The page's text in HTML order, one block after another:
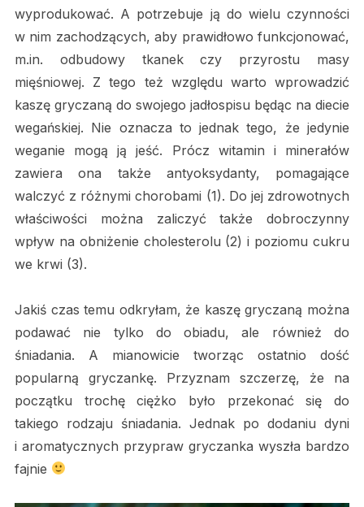
wyprodukować. A potrzebuje ją do wielu czynności
w nim zachodzących, aby prawidłowo funkcjonować,
m.in. odbudowy tkanek czy przyrostu masy
mięśniowej. Z tego też względu warto wprowadzić
kaszę gryczaną do swojego jadłospisu będąc na diecie
wegańskiej. Nie oznacza to jednak tego, że jedynie
weganie mogą ją jeść. Prócz witamin i minerałów
zawiera ona także antyoksydanty, pomagające
walczyć z różnymi chorobami (1). Do jej zdrowotnych
właściwości można zaliczyć także dobroczynny
wpływ na obniżenie cholesterolu (2) i poziomu cukru
we krwi (3).
Jakiś czas temu odkryłam, że kaszę gryczaną można
podawać nie tylko do obiadu, ale również do
śniadania. A mianowicie tworząc ostatnio dość
popularną gryczankę. Przyznam szczerzę, że na
początku trochę ciężko było przekonać się do
takiego rodzaju śniadania. Jednak po dodaniu dyni
i aromatycznych przypraw gryczanka wyszła bardzo
fajnie